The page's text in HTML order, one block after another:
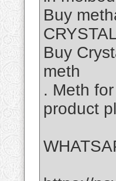
Buу
Buy
meth
. Meth
product